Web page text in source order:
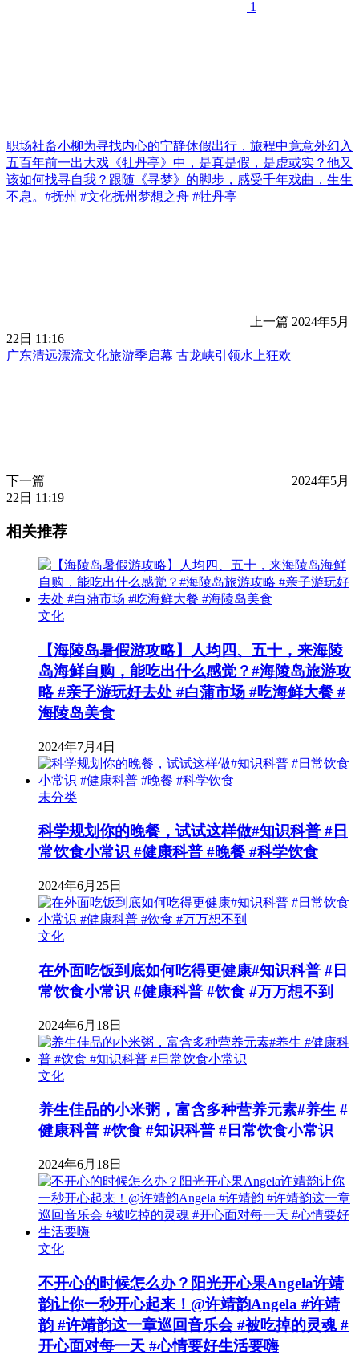
1
职场社畜小柳为寻找内心的宁静休假出行，旅程中竟意外幻入
五百年前一出大戏《牡丹亭》中，是真是假，是虚或实？他又
该如何找寻自我？跟随《寻梦》的脚步，感受千年戏曲，生生
不息。#抚州 #文化抚州梦想之舟 #牡丹亭
上一篇 2024年5月
22日 11:16
广东清远漂流文化旅游季启幕 古龙峡引领水上狂欢
下一篇
2024年5月
22日 11:19
相关推荐
文化
【海陵岛暑假游攻略】人均四、五十，来海陵
岛海鲜自购，能吃出什么感觉？#海陵岛旅游攻
略 #亲子游玩好去处 #白蒲市场 #吃海鲜大餐 #
海陵岛美食
2024年7月4日
未分类
科学规划你的晚餐，试试这样做#知识科普 #日
常饮食小常识 #健康科普 #晚餐 #科学饮食
2024年6月25日
文化
在外面吃饭到底如何吃得更健康#知识科普 #日
常饮食小常识 #健康科普 #饮食 #万万想不到
2024年6月18日
文化
养生佳品的小米粥，富含多种营养元素#养生 #
健康科普 #饮食 #知识科普 #日常饮食小常识
2024年6月18日
文化
不开心的时候怎么办？阳光开心果Angela许靖
韵让你一秒开心起来！@许靖韵Angela #许靖
韵 #许靖韵这一章巡回音乐会 #被吃掉的灵魂 #
开心面对每一天 #心情要好生活要嗨